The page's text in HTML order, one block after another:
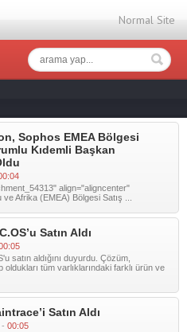
Normal Site
Sophos EMEA Bölgesi
Kıdemli Başkan
align="aligncenter"
Afrika (EMEA) Bölgesi Satış ...
Satın Aldı
satın aldığını duyurdu. Çözüm,
oldukları tüm varlıklarındaki farklı ürün ve
Satın Aldı
00:05